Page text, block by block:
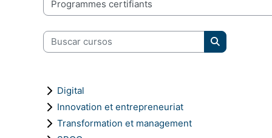
Categorías
Buscar cursos
Buscar
Digital
Innovation et entrepreneuriat
Transformation et management